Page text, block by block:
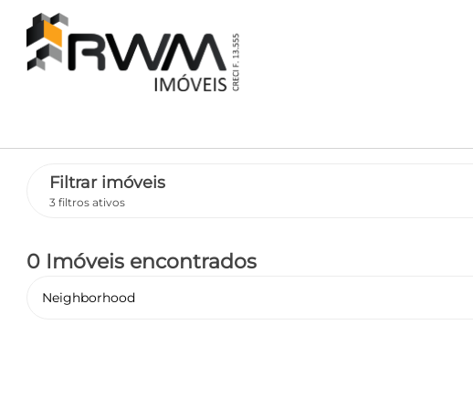
Filtrar imóveis
3 filtros ativos
0 Imóveis encontrados
Neighborhood